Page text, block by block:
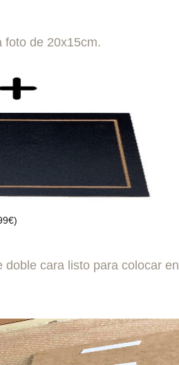
foto de 20x15cm.
€)
cara listo para colocar en